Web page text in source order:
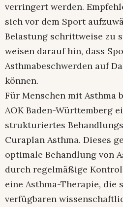
verringert werden.
sich vor dem Sport
Belastung schrittweise zu
weisen darauf hin, dass
Asthmabeschwerden auf
können.
Für Menschen mit Asthma
AOK Baden-Württemberg
strukturiertes
Curaplan Asthma. Dieses
optimale Behandlung von
durch regelmäßige
eine Asthma-Therapie, die
verfügbaren